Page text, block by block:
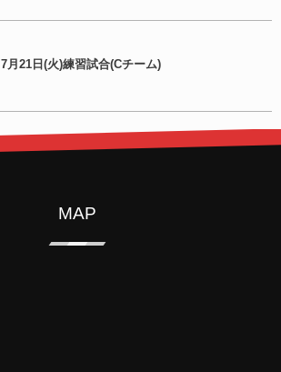
7月21日(火)練習試合(Cチーム)
MAP